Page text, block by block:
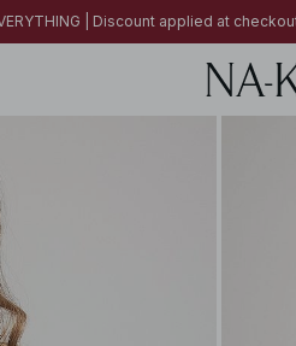
| Discount applied at